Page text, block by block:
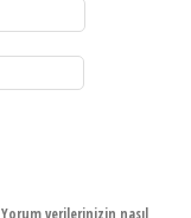
Yorum verilerinizin nasıl